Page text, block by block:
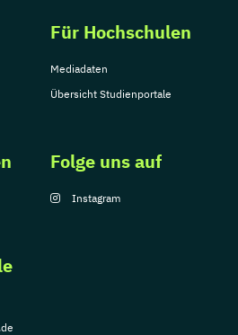
Für Hochschulen
Mediadaten
Übersicht Studienportale
Folge uns auf
Instagram